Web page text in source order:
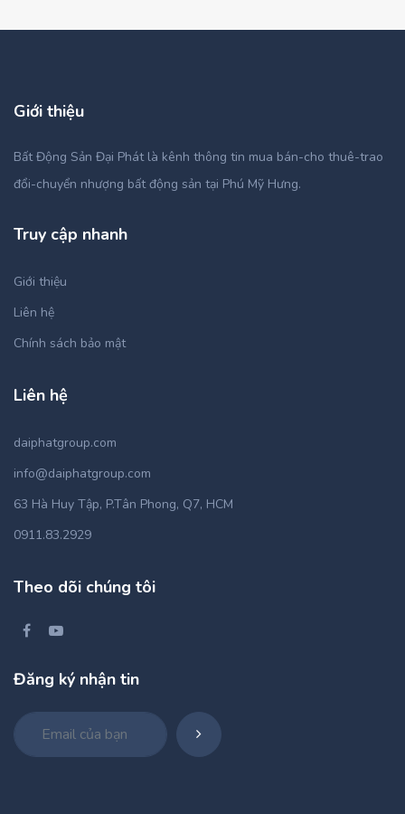
Giới thiệu
Bất Động Sản Đại Phát là kênh thông tin mua bán-cho thuê-trao
đổi-chuyển nhượng bất động sản tại Phú Mỹ Hưng.
Truy cập nhanh
Giới thiệu
Liên hệ
Chính sách bảo mật
Liên hệ
daiphatgroup.com
info@daiphatgroup.com
63 Hà Huy Tập, P.Tân Phong, Q7, HCM
0911.83.2929
Theo dõi chúng tôi
Đăng ký nhận tin